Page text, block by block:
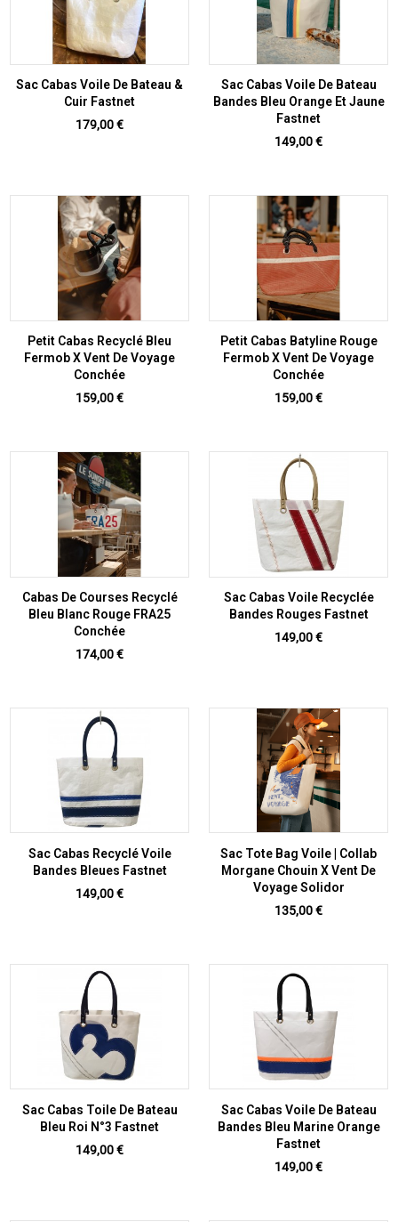
Sac Cabas Voile De Bateau &
Cuir Fastnet
Prix
179,00 €
Sac Cabas Voile De Bateau
Bandes Bleu Orange Et Jaune
Fastnet
Prix
149,00 €
Petit Cabas Recyclé Bleu
Fermob X Vent De Voyage
Conchée
Prix
159,00 €
Petit Cabas Batyline Rouge
Fermob X Vent De Voyage
Conchée
Prix
159,00 €
Cabas De Courses Recyclé
Bleu Blanc Rouge FRA25
Conchée
Prix
174,00 €
Sac Cabas Voile Recyclée
Bandes Rouges Fastnet
Prix
149,00 €
Sac Cabas Recyclé Voile
Bandes Bleues Fastnet
Prix
149,00 €
Sac Tote Bag Voile | Collab
Morgane Chouin X Vent De
Voyage Solidor
Prix
135,00 €
Sac Cabas Toile De Bateau
Bleu Roi N°3 Fastnet
Prix
149,00 €
Sac Cabas Voile De Bateau
Bandes Bleu Marine Orange
Fastnet
Prix
149,00 €